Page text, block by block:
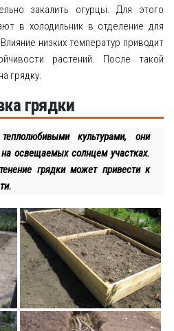
закалить огурцы. Для этого
в холодильник в отделение для
низких температур приводит
растений. После такой
грядку.
грядки
культурами, они
освещаемых солнцем участках.
грядки может привести к